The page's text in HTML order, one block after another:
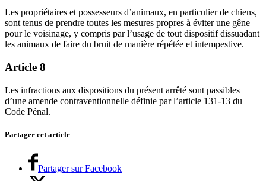
Les propriétaires et possesseurs d’animaux, en particulier de chiens,
sont tenus de prendre toutes les mesures propres à éviter une gêne
pour le voisinage, y compris par l’usage de tout dispositif dissuadant
les animaux de faire du bruit de manière répétée et intempestive.
Article 8
Les infractions aux dispositions du présent arrêté sont passibles
d’une amende contraventionnelle définie par l’article 131-13 du
Code Pénal.
Partager cet article
Partager sur Facebook